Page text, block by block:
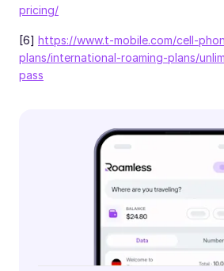
pricing/
[6] https://www.t-mobile.com/cell-
plans/international-roaming-plans/
pass